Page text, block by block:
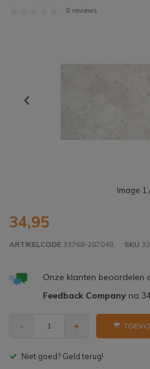
0 reviews
Image 1
34,95
ARTIKELCODE 33768-287048 SKU
Onze klanten beoordelen
Feedback Companyna
- +
Gratis bezorgen v.a. € 150,- (NL)